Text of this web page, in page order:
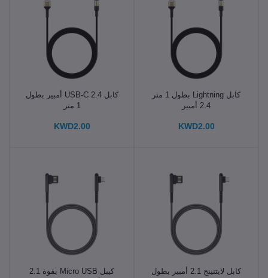
كابل Lightning بطول 1 متر
2.4 أمبير
KWD2.00
كابل USB-C 2.4 أمبير بطول
1 متر
KWD2.00
كابل لايتنينج 2.1 أمبير بطول
كيبل Micro USB بقوة 2.1